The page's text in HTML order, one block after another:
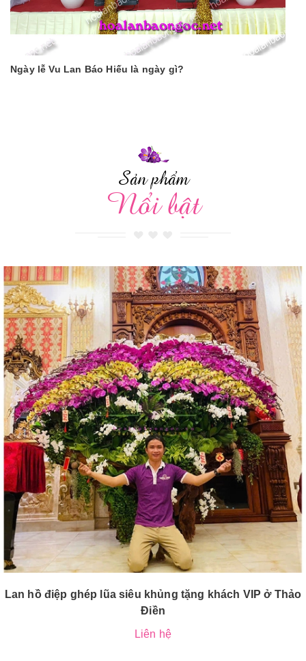
Ngày lễ Vu Lan Báo Hiếu là ngày gì?
Sản phẩm
Nổi bật
Lan hồ điệp ghép lũa siêu khủng tặng khách VIP ở Thảo
Điền
Liên hệ